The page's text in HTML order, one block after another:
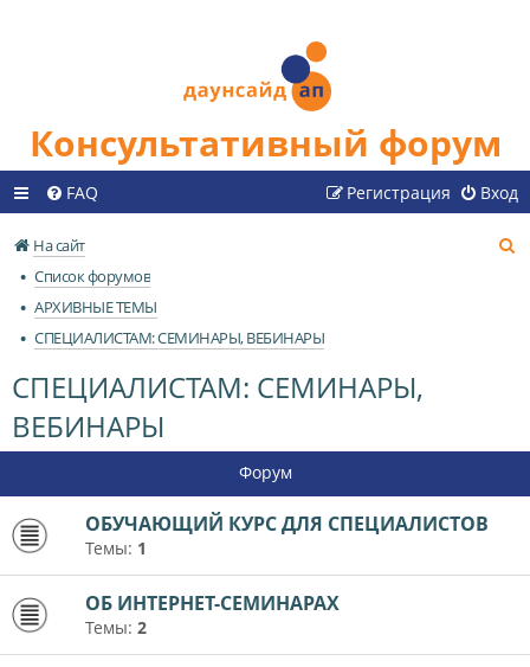
Консультативный форум
FAQ Вход
Регистрация
На сайт
Список форумов
АРХИВНЫЕ ТЕМЫ
СПЕЦИАЛИСТАМ: СЕМИНАРЫ, ВЕБИНАРЫ
СПЕЦИАЛИСТАМ: СЕМИНАРЫ,
ВЕБИНАРЫ
Форум
ОБУЧАЮЩИЙ КУРС ДЛЯ СПЕЦИАЛИСТОВ
Темы: 1
ОБ ИНТЕРНЕТ-СЕМИНАРАХ
Темы: 2